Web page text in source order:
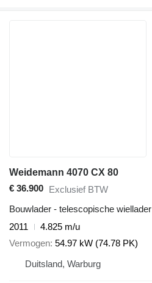
Weidemann 4070 CX 80
€ 36.900 Exclusief BTW
Bouwlader - telescopische wiellader
2011
4.825 m/u
Vermogen 54.97 kW (74.78 PK)
Duitsland, Warburg